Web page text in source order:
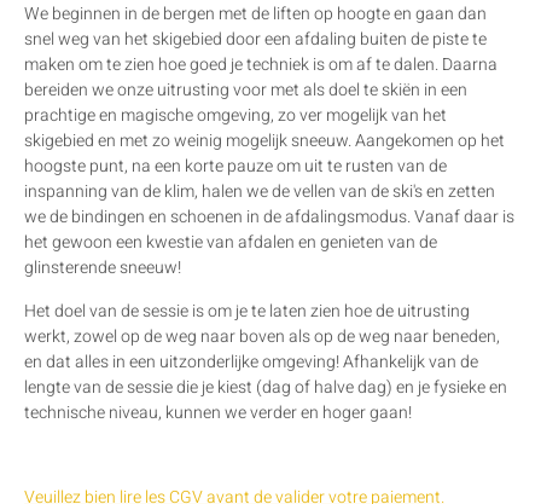
We beginnen in de bergen met de liften op hoogte en gaan dan
snel weg van het skigebied door een afdaling buiten de piste te
maken om te zien hoe goed je techniek is om af te dalen. Daarna
bereiden we onze uitrusting voor met als doel te skiën in een
prachtige en magische omgeving, zo ver mogelijk van het
skigebied en met zo weinig mogelijk sneeuw. Aangekomen op het
hoogste punt, na een korte pauze om uit te rusten van de
inspanning van de klim, halen we de vellen van de ski's en zetten
we de bindingen en schoenen in de afdalingsmodus. Vanaf daar is
het gewoon een kwestie van afdalen en genieten van de
glinsterende sneeuw!
Het doel van de sessie is om je te laten zien hoe de uitrusting
werkt, zowel op de weg naar boven als op de weg naar beneden,
en dat alles in een uitzonderlijke omgeving! Afhankelijk van de
lengte van de sessie die je kiest (dag of halve dag) en je fysieke en
technische niveau, kunnen we verder en hoger gaan!
Veuillez bien lire les CGV avant de valider votre paiement.